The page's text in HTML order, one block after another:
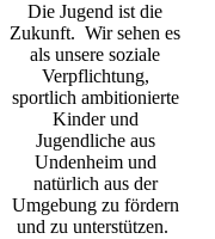
Die Jugend ist die
Zukunft. Wir sehen es
als unsere soziale
Verpflichtung,
sportlich ambitionierte
Kinder und
Jugendliche aus
Undenheim und
natürlich aus der
Umgebung zu fördern
und zu unterstützen.